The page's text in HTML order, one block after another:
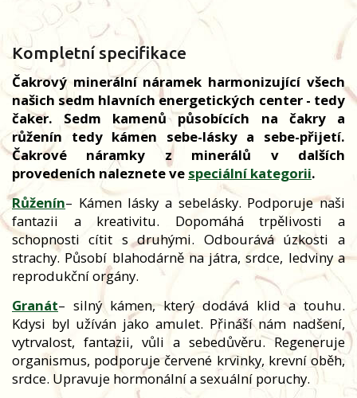
Kompletní specifikace
Čakrový minerální náramek harmonizující všech
našich sedm hlavních energetických center - tedy
čaker. Sedm kamenů působících na čakry a
růženín tedy kámen sebe-lásky a sebe-přijetí.
Čakrové náramky z minerálů v dalších
provedeních naleznete ve speciální kategorii.
Růženín– Kámen lásky a sebelásky. Podporuje naši
fantazii a kreativitu. Dopomáhá trpělivosti a
schopnosti cítit s druhými. Odbourává úzkosti a
strachy. Působí blahodárně na játra, srdce, ledviny a
reprodukční orgány.
Granát– silný kámen, který dodává klid a touhu.
Kdysi byl užíván jako amulet. Přináší nám nadšení,
vytrvalost, fantazii, vůli a sebedůvěru. Regeneruje
organismus, podporuje červené krvinky, krevní oběh,
srdce. Upravuje hormonální a sexuální poruchy.